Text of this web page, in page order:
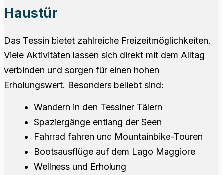
Haustür
Das Tessin bietet zahlreiche Freizeitmöglichkeiten.
Viele Aktivitäten lassen sich direkt mit dem Alltag
verbinden und sorgen für einen hohen
Erholungswert. Besonders beliebt sind:
Wandern in den Tessiner Tälern
Spaziergänge entlang der Seen
Fahrrad fahren und Mountainbike-Touren
Bootsausflüge auf dem Lago Maggiore
Wellness und Erholung